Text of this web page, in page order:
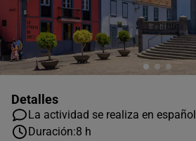
Detalles
La actividad se realiza en español
Duración:8 h